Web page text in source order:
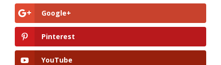
Google+
Pinterest
YouTube